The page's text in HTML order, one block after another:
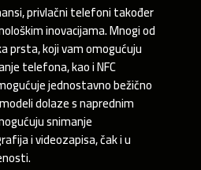
privlačni telefoni također
inovacijama. Mnogi od
prsta, koji vam omogućuju
telefona, kao i NFC
jednostavno bežično
dolaze s naprednim
snimanje
i videozapisa, čak i u